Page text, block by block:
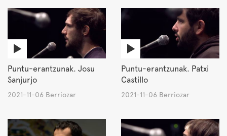
Puntu-erantzunak. Josu
Sanjurjo
2021-11-06 Berriozar
Puntu-erantzunak. Patxi
Castillo
2021-11-06 Berriozar